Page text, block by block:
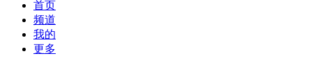
首页
频道
我的
更多